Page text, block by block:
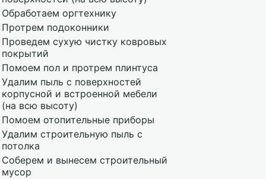
Обработаем оргтехнику
Протрем подоконники
Проведем сухую чистку ковровых
покрытий
Помоем пол и протрем плинтуса
Удалим пыль с поверхностей
корпусной и встроенной мебели
(на всю высоту)
Помоем отопительные приборы
Удалим строительную пыль с
потолка
Соберем и вынесем строительный
мусор